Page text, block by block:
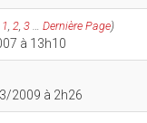
1, 2, 3 … Dernière Page)
à 13h10
2009 à 2h26